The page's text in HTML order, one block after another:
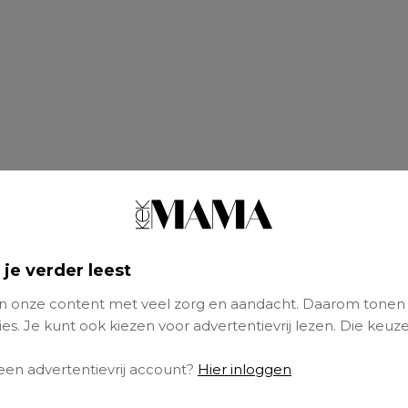
je verder leest
onze content met veel zorg en aandacht. Daarom tonen
Je kunt ook kiezen voor advertentievrij lezen. Die
advertentievrij account? Hier inloggen
is niet altijd een blij kind, maar wél een
wat er speelt. Soms in woorden, soms in
gebaren. Dit zijn acht hartverwarmende